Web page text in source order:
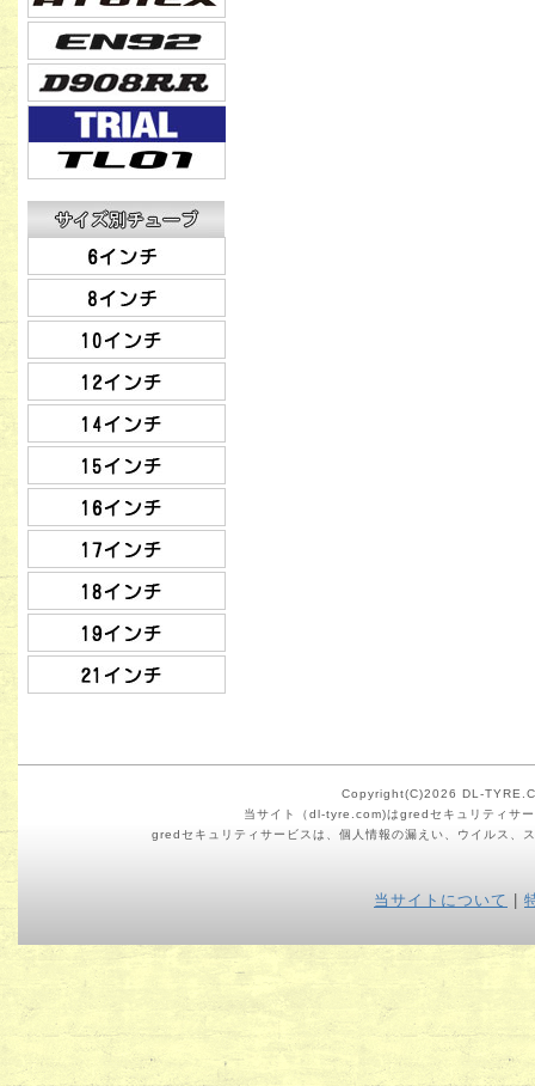
Copyright(C)2026 DL-
当サイト（dl-tyre.com)はgredセキュリティサ
gredセキュリティサービスは、個人情報の漏えい、ウイルス、
当サイトについて